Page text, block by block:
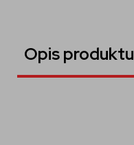
Opis produktu